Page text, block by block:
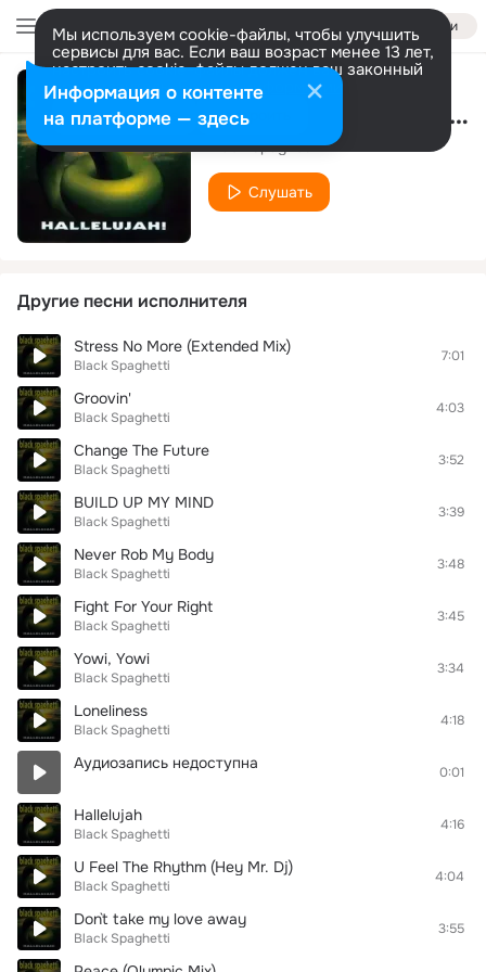
Войти
Мы используем cookie-файлы, чтобы улучшить
сервисы для вас. Если ваш возраст менее 13 лет,
настроить cookie-файлы должен ваш законный
представитель. Больше информации
Разрешить все Настроить Yowi, Yowi (The Message Mix)
Black Spaghetti
Слушать
Другие песни исполнителя
Stress No More (Extended Mix)
Black Spaghetti
7:01
Groovin'
Black Spaghetti
4:03
Change The Future
Black Spaghetti
3:52
BUILD UP MY MIND
Black Spaghetti
3:39
Never Rob My Body
Black Spaghetti
3:48
Fight For Your Right
Black Spaghetti
3:45
Yowi, Yowi
Black Spaghetti
3:34
Loneliness
Black Spaghetti
4:18
Аудиозапись недоступна 0:01
Hallelujah
Black Spaghetti
4:16
U Feel The Rhythm (Hey Mr. Dj)
Black Spaghetti
4:04
Don`t take my love away
Black Spaghetti
3:55
Информация о контенте
на платформе — здесь